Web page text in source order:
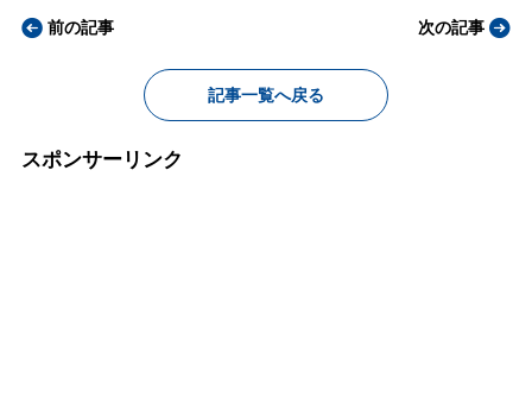
前の記事
記事一覧へ戻る
次の記事
スポンサーリンク